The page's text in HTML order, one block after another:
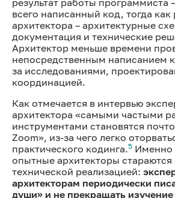
всего написанный код, тогда как
архитектора – архитектурные
документация и технические
Архитектор меньше времени
непосредственным написанием
за исследованиями,
координацией.
Как отмечается в интервью
архитектора «самыми частыми
инструментами становятся
Zoom», из-за чего легко
практического кодинга.5 Именно
опытные архитекторы стараются
технической реализацией:
архитекторам периодически
души» и не прекращать